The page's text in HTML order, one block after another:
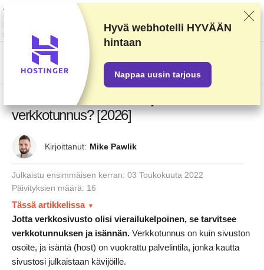
Arvostelemme palveluntarjoajia huolellisen testaamisen ja ennalta
määrättyjen kriteerien perusteella, mutta otamme huomioon myös
käyttäjäpalautteen sekä omat kaupalliset sopimuksemme. Tämä sivu
sisältää affiliate-linkkejä. Mainosseloste.
US$
Mitä on verkkoisännöinti, ja mikä on
verkkotunnus? [2026]
Kirjoittanut: Mike Pawlik
Julkaistu ensimmäisen kerran: 03 Toukokuuta 2022
Päivityksien määrä: 16
Tässä artikkelissa
Jotta verkkosivusto olisi vierailukelpoinen, se tarvitsee
verkkotunnuksen ja isännän. Verkkotunnus on kuin sivuston
osoite, ja isäntä (host) on vuokrattu palvelintila, jonka kautta
sivustosi julkaistaan kävijöille.
Hyvä webhotelli HYVÄÄN
hintaan
Nappaa uusin tarjous